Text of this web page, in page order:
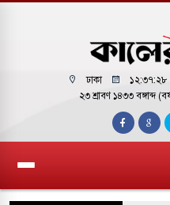
ঢাকা
২৩ শ্রাবণ ১৪৩৩ বঙ্গাব্দ